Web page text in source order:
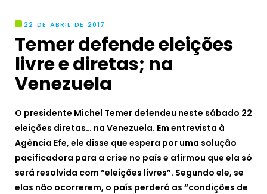
22 DE ABRIL DE 2017
Temer defende eleições
livre e diretas; na
Venezuela
O presidente Michel Temer defendeu neste sábado 22
eleições diretas… na Venezuela. Em entrevista à
Agência Efe, ele disse que espera por uma solução
pacificadora para a crise no país e afirmou que ela só
será resolvida com “eleições livres”. Segundo ele, se
elas não ocorrerem, o país perderá as “condições de